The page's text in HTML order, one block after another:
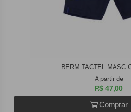
BERM TACTEL MASC
A partir de
R$ 47,00
Comprar